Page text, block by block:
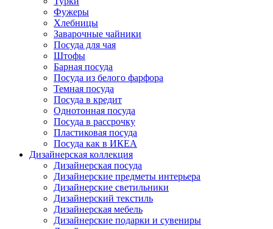
Фужеры
Хлебницы
Заварочные чайники
Посуда для чая
Штофы
Барная посуда
Посуда из белого фарфора
Темная посуда
Посуда в кредит
Однотонная посуда
Посуда в рассрочку
Пластиковая посуда
Посуда как в ИКЕА
Дизайнерская коллекция
Дизайнерская посуда
Дизайнерские предметы интерьера
Дизайнерские светильники
Дизайнерский текстиль
Дизайнерская мебель
Дизайнерские подарки и сувениры